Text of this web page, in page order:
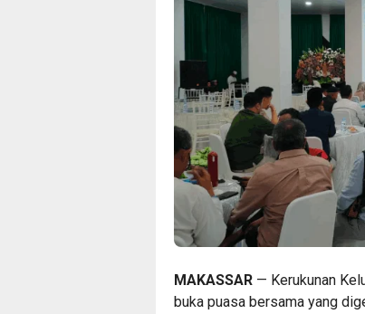
MAKASSAR — Kerukunan
buka puasa bersama yang